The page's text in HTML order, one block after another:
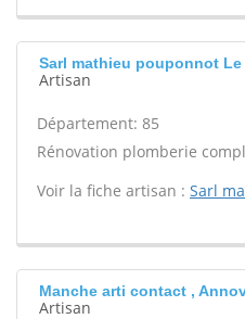
Sarl mathieu pouponnot
Artisan
Département: 85
Rénovation plomberie
Voir la fiche artisan : Sarl
Manche arti contact ,
Artisan